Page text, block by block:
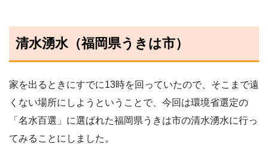
清水湧水（福岡県うきは市）
家を出るときにすでに13時を回っていたので、そこまで遠
くない場所にしようということで、今回は環境省選定の
「名水百選」に選ばれた福岡県うきは市の清水湧水に行っ
てみることにしました。